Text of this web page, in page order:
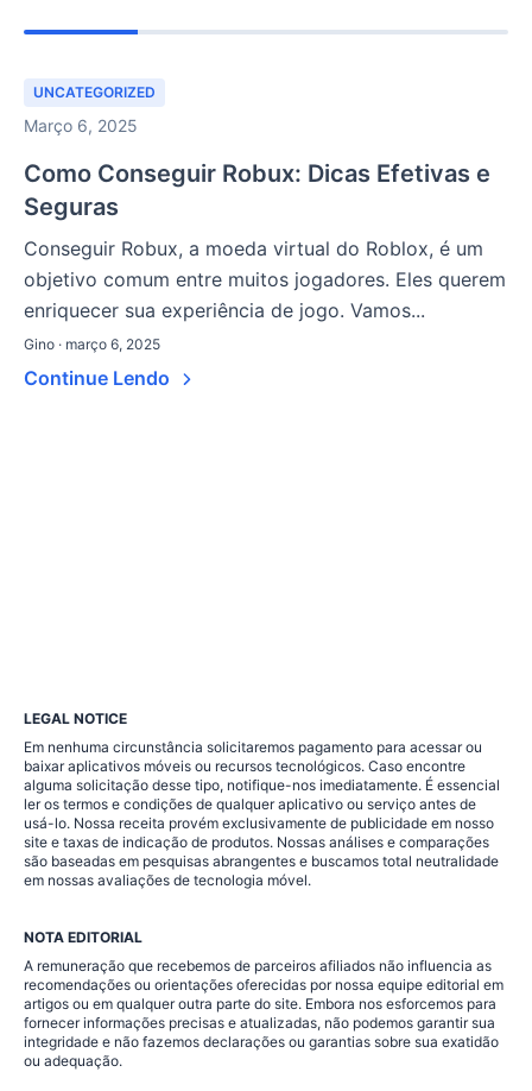
UNCATEGORIZED
Março 6, 2025
Como Conseguir Robux: Dicas Efetivas e
Seguras
Conseguir Robux, a moeda virtual do Roblox, é um
objetivo comum entre muitos jogadores. Eles querem
enriquecer sua experiência de jogo. Vamos...
Gino · março 6, 2025
Continue Lendo
LEGAL NOTICE
Em nenhuma circunstância solicitaremos pagamento para acessar ou
baixar aplicativos móveis ou recursos tecnológicos. Caso encontre
alguma solicitação desse tipo, notifique-nos imediatamente. É essencial
ler os termos e condições de qualquer aplicativo ou serviço antes de
usá-lo. Nossa receita provém exclusivamente de publicidade em nosso
site e taxas de indicação de produtos. Nossas análises e comparações
são baseadas em pesquisas abrangentes e buscamos total neutralidade
em nossas avaliações de tecnologia móvel.
NOTA EDITORIAL
A remuneração que recebemos de parceiros afiliados não influencia as
recomendações ou orientações oferecidas por nossa equipe editorial em
artigos ou em qualquer outra parte do site. Embora nos esforcemos para
fornecer informações precisas e atualizadas, não podemos garantir sua
integridade e não fazemos declarações ou garantias sobre sua exatidão
ou adequação.